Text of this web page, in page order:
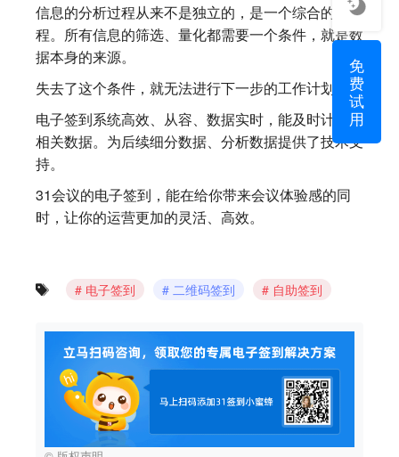
信息的分析过程从来不是独立的，是一个综合的过
程。所有信息的筛选、量化都需要一个条件，就是数
据本身的来源。
失去了这个条件，就无法进行下一步的工作计划。
电子签到系统高效、从容、数据实时，能及时计算出
相关数据。为后续细分数据、分析数据提供了技术支
持。
31会议的电子签到，能在给你带来会议体验感的同
时，让你的运营更加的灵活、高效。
电子签到 二维码签到 自助签到
免
费
试
用